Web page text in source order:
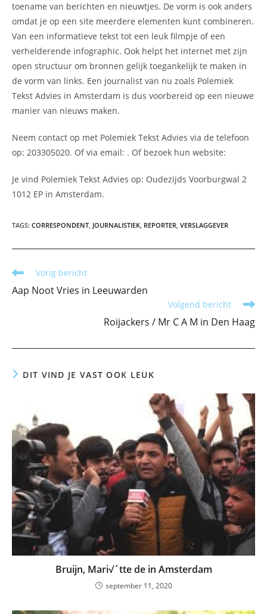
toename van berichten en nieuwtjes. De vorm is ook anders
omdat je op een site meerdere elementen kunt combineren.
Van een informatieve tekst tot een leuk filmpje of een
verhelderende infographic. Ook helpt het internet met zijn
open structuur om bronnen gelijk toegankelijk te maken in
de vorm van links. Een journalist van nu zoals Polemiek
Tekst Advies in Amsterdam is dus voorbereid op een nieuwe
manier van nieuws maken.
Neem contact op met Polemiek Tekst Advies via de telefoon
op: 203305020. Of via email: . Of bezoek hun website:
Je vind Polemiek Tekst Advies op: Oudezijds Voorburgwal 2
1012 EP in Amsterdam.
TAGS: CORRESPONDENT, JOURNALISTIEK, REPORTER, VERSLAGGEVER
Lees
artikelen
Vorig bericht
Aap Noot Vries in Leeuwarden
Volgend bericht
Roijackers / Mr C A M in Den Haag
DIT VIND JE VAST OOK LEUK
Bruijn, Mari√´tte de in Amsterdam
september 11, 2020